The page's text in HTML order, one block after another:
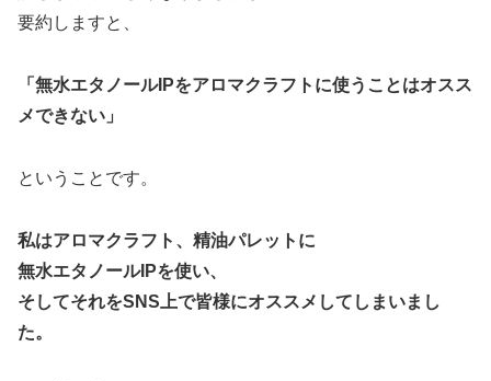
要約しますと、
「無水エタノールIPをアロマクラフトに使うことはオスス
メできない」
ということです。
私はアロマクラフト、精油パレットに
無水エタノールIPを使い、
そしてそれをSNS上で皆様にオススメしてしまいまし
た。